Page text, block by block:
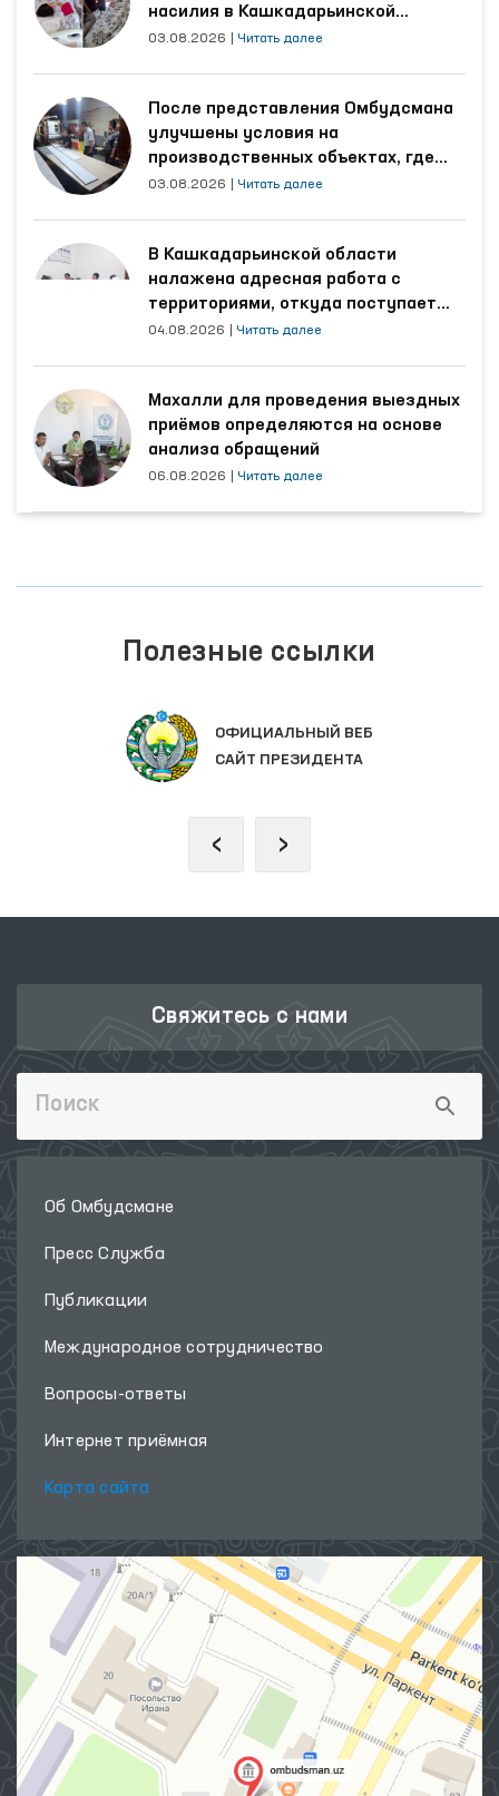
насилия в Кашкадарьинской
области
03.08.2026 Читать далее
После представления Омбудсмана
улучшены условия на
производственных объектах, где
трудятся осуждённые
03.08.2026 Читать далее
В Кашкадарьинской области
налажена адресная работа с
территориями, откуда поступает
наибольшее количество обращений
04.08.2026 Читать далее
Махалли для проведения выездных
приёмов определяются на основе
анализа обращений
06.08.2026 Читать далее
Полезные ссылки
ЗАКОНОДАТЕЛЬНАЯ ПАЛАТА
ОЛИЙ МАЖЛИСА
‹ ›
Свяжитесь с нами
Об Омбудсмане
Пресс Служба
Публикации
Международное сотрудничество
Вопросы-ответы
Интернет приёмная
Карта сайта